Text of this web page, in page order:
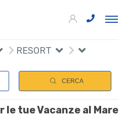
RESORT
CERCA
le tue Vacanze al Mare